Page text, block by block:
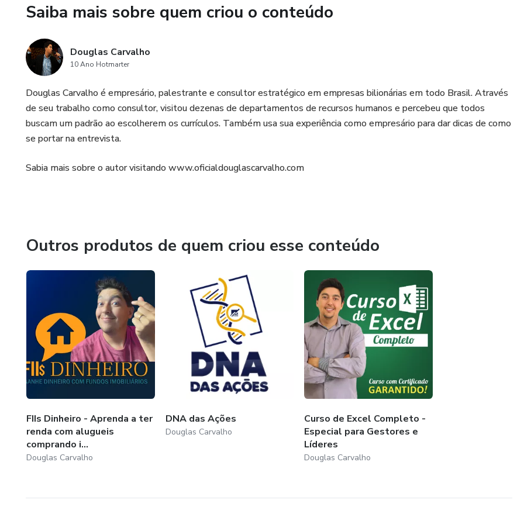
Saiba mais sobre quem criou o conteúdo
Douglas Carvalho
10 Ano Hotmarter
Douglas Carvalho é empresário, palestrante e consultor estratégico em empresas bilionárias em todo Brasil. Através
de seu trabalho como consultor, visitou dezenas de departamentos de recursos humanos e percebeu que todos
buscam um padrão ao escolherem os currículos. Também usa sua experiência como empresário para dar dicas de como
se portar na entrevista.
Sabia mais sobre o autor visitando www.oficialdouglascarvalho.com
Outros produtos de quem criou esse conteúdo
FIIs Dinheiro - Aprenda a ter
renda com alugueis
comprando i...
Douglas Carvalho
DNA das Ações
Douglas Carvalho
Curso de Excel Completo -
Especial para Gestores e
Líderes
Douglas Carvalho